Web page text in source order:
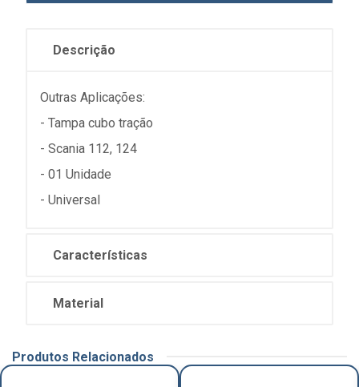
Descrição
Outras Aplicações:
- Tampa cubo tração
- Scania 112, 124
- 01 Unidade
- Universal
Características
Material
Produtos Relacionados